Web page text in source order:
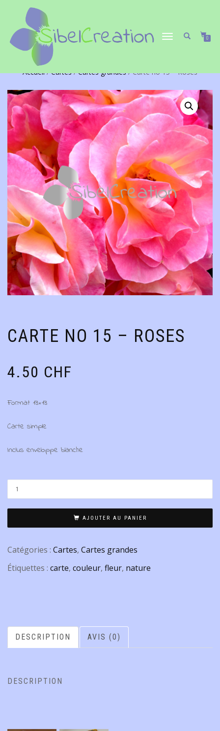
DÉPLIER/REPLIER
0
Accueil/Cartes/Cartes grandes/ Carte no 15 – Roses
CARTE NO 15 – ROSES
4.50 CHF
Format 13×13
Carte simple
Inclus enveloppe blanche
AJOUTER AU PANIER
Catégories : Cartes, Cartes grandes
Étiquettes : carte, couleur, fleur, nature
DESCRIPTION AVIS (0)
DESCRIPTION